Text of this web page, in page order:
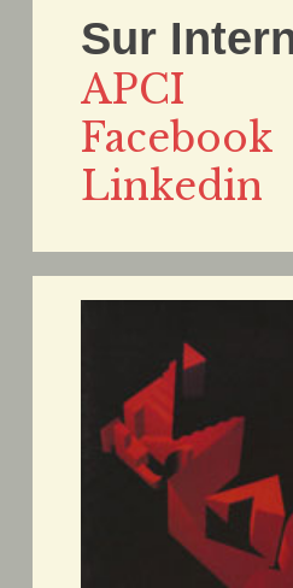
Sur
APCI
Facebook
Linkedin